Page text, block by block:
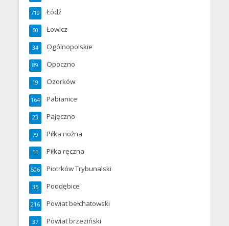
Łódź
719
Łowicz
60
Ogólnopolskie
34
Opoczno
89
Ozorków
19
Pabianice
164
Pajęczno
23
Piłka nożna
79
Piłka ręczna
11
Piotrków Trybunalski
506
Poddębice
35
Powiat bełchatowski
216
Powiat brzeziński
37